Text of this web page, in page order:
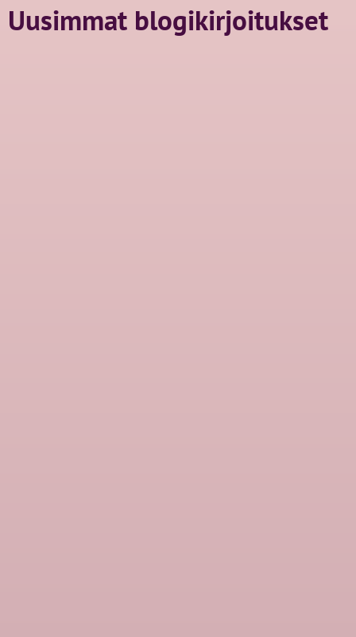
Uusimmat blogikirjoitukset